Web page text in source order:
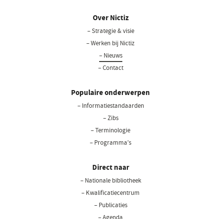
Over Nictiz
– Strategie & visie
– Werken bij Nictiz
– Nieuws
– Contact
Populaire onderwerpen
– Informatiestandaarden
– Zibs
– Terminologie
– Programma's
Direct naar
– Nationale bibliotheek(opent
– Kwalificatiecentrum
– Publicaties
– Agenda